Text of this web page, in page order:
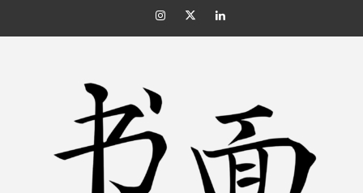
InstagramTwitterLinkedin